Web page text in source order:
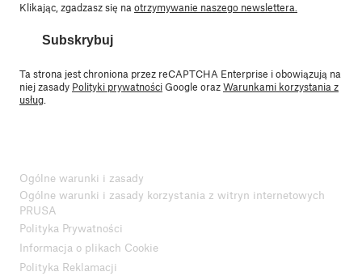
Klikając, zgadzasz się na otrzymywanie naszego newslettera.
Subskrybuj
Ta strona jest chroniona przez reCAPTCHA Enterprise i obowiązują na
niej zasady Polityki prywatnościGoogle orazWarunkami korzystania z
usług
Ogólne warunki i zasady
Ogólne warunki i zasady korzystania z witryn internetowych
PRUSA
Polityka Prywatności
Informacja o plikach Cookie
Polityka Reklamacji